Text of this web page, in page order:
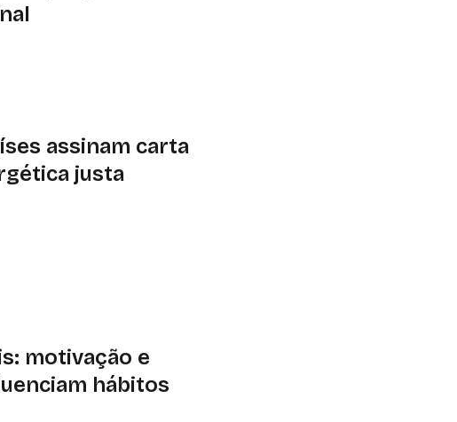
assinam carta
justa
motivação e
hábitos